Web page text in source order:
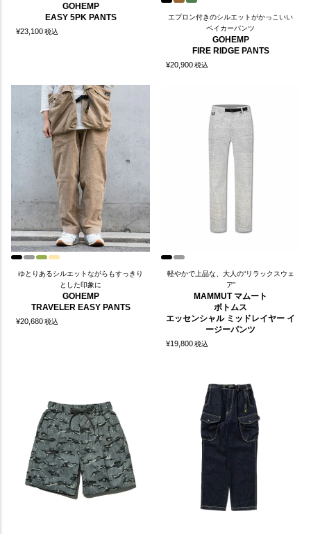
GOHEMP
EASY 5PK PANTS
¥23,100税込
エプロン付きのシルエットがかっこいい
ベイカーパンツ
GOHEMP
FIRE RIDGE PANTS
¥20,900税込
ゆとりあるシルエットながらもすっきり
とした印象に
GOHEMP
TRAVELER EASY PANTS
¥20,680税込
軽やかで上品な、大人の“リラックスウェ
ア”
MAMMUT マムート
ボトムス
エッセンシャル ミッドレイヤー イ
ージーパンツ
¥19,800税込